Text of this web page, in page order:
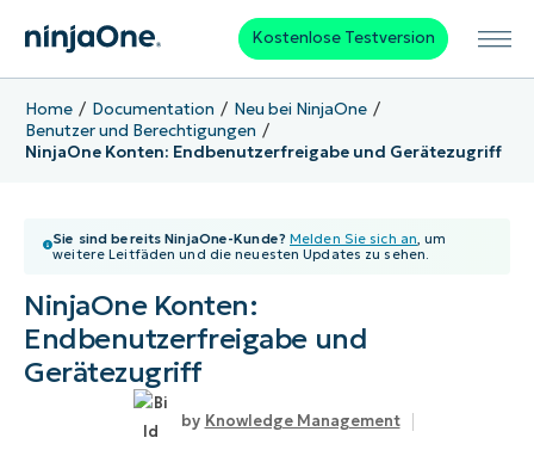
Kostenlose Testversion
Home Documentation
Neu bei NinjaOne
Benutzer und Berechtigungen
NinjaOne Konten: Endbenutzerfreigabe und Gerätezugriff
Sie sind bereits NinjaOne-Kunde? Melden Sie sich an, um
weitere Leitfäden und die neuesten Updates zu sehen.
NinjaOne Konten:
Endbenutzerfreigabe und
Gerätezugriff
Knowledge Management